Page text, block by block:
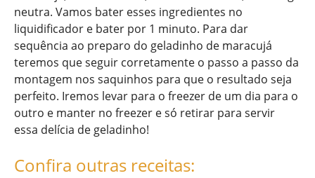
neutra. Vamos bater esses ingredientes no
liquidificador e bater por 1 minuto. Para dar
sequência ao preparo do geladinho de maracujá
teremos que seguir corretamente o passo a passo da
montagem nos saquinhos para que o resultado seja
perfeito. Iremos levar para o freezer de um dia para o
outro e manter no freezer e só retirar para servir
essa delícia de geladinho!
Confira outras receitas: